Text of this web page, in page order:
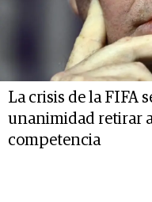
La crisis de la FIFA
unanimidad retirar
competencia